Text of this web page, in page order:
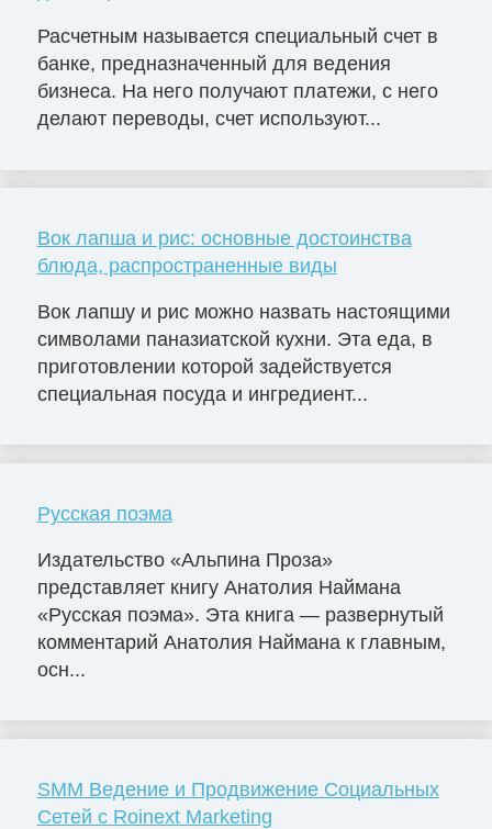
Расчетным называется специальный счет в
банке, предназначенный для ведения
бизнеса. На него получают платежи, с него
делают переводы, счет используют...
Вок лапша и рис: основные достоинства
блюда, распространенные виды
Вок лапшу и рис можно назвать настоящими
символами паназиатской кухни. Эта еда, в
приготовлении которой задействуется
специальная посуда и ингредиент...
Русская поэма
Издательство «Альпина Проза»
представляет книгу Анатолия Наймана
«Русская поэма». Эта книга — развернутый
комментарий Анатолия Наймана к главным,
осн...
SMM Ведение и Продвижение Социальных
Сетей с Roinext Marketing